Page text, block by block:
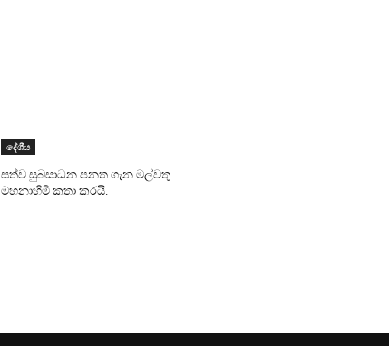
දේශීය
සත්ව සුබසාධන පනත ගැන මල්වතු
මහනාහිමි කතා කරයි.